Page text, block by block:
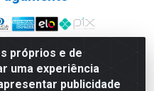
próprios e de
uma experiência
publicidade